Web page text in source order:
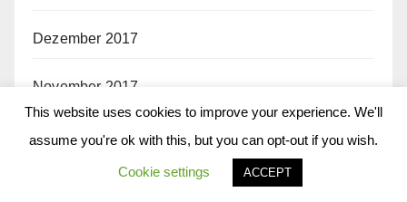
Dezember 2017
November 2017
Oktober 2017
This website uses cookies to improve your experience. We'll
assume you're ok with this, but you can opt-out if you wish.
Cookie settings ACCEPT